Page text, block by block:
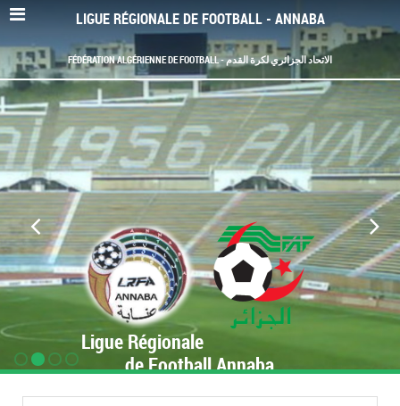
LIGUE RÉGIONALE DE FOOTBALL - ANNABA
FÉDÉRATION ALGÉRIENNE DE FOOTBALL - الاتحاد الجزائري لكرة القدم
Ligue Régionale
de Football Annaba